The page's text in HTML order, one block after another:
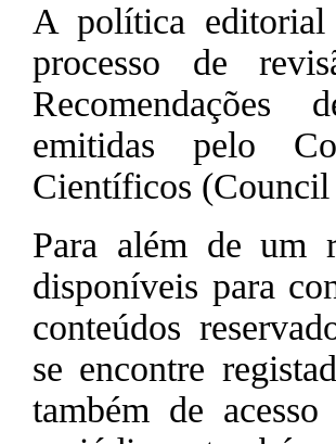
A política
processo de
emitidas pelo
Científicos
Para além de um
disponíveis para
conteúdos
se encontre
também de